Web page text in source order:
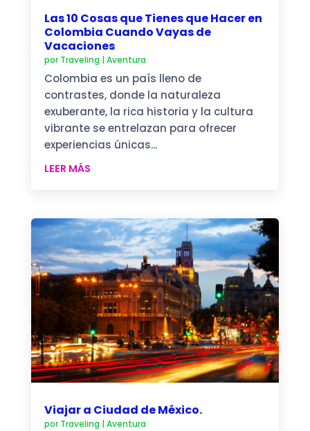
Las 10 Cosas que Tienes que Hacer en
Colombia Cuando Vayas de
Vacaciones
por Traveling |Aventura
Colombia es un país lleno de
contrastes, donde la naturaleza
exuberante, la rica historia y la cultura
vibrante se entrelazan para ofrecer
experiencias únicas...
LEER MÁS
Viajar a Ciudad de México.
por Traveling |Aventura